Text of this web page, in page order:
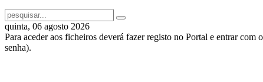
quinta, 06 agosto 2026
Para aceder aos ficheiros deverá fazer registo no Portal e entrar com
senha).